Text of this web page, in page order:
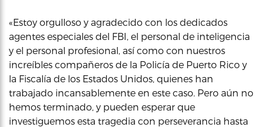
«Estoy orgulloso y agradecido con los dedicados
agentes especiales del FBI, el personal de inteligencia
y el personal profesional, así como con nuestros
increíbles compañeros de la Policía de Puerto Rico y
la Fiscalía de los Estados Unidos, quienes han
trabajado incansablemente en este caso. Pero aún no
hemos terminado, y pueden esperar que
investiguemos esta tragedia con perseverancia hasta